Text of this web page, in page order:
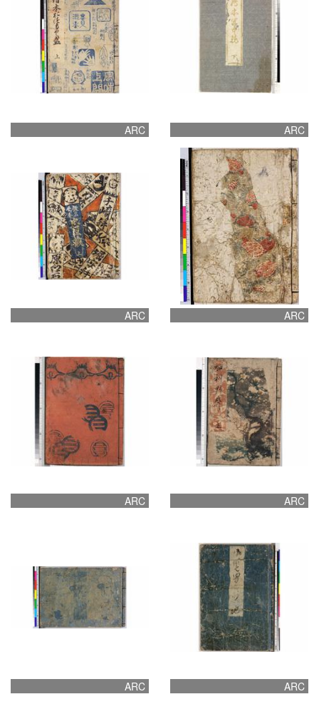
ARC ARC
ARC ARC
ARC ARC
ARC ARC